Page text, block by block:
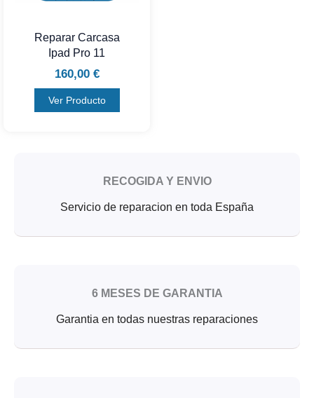
Reparar Carcasa
Ipad Pro 11
160,00 €
Ver Producto
RECOGIDA Y ENVIO
Servicio de reparacion en toda España
6 MESES DE GARANTIA
Garantia en todas nuestras reparaciones